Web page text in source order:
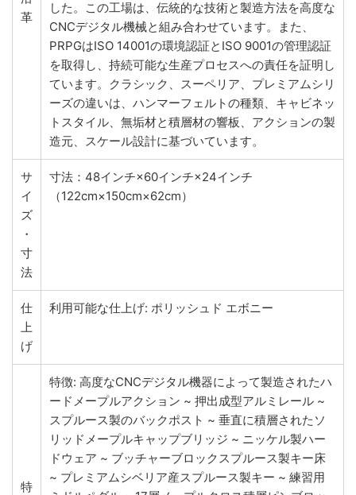
革
した。この工場は、伝統的な技術と製造方法を高度な
CNCデジタル機械と組み合わせています。また、
PRPGはISO 14001の環境認証とISO 9001の管理認証
を取得し、持続可能な生産プロセスへの責任を証明し
ています。クラシック、スーペリア、プレミアムシリ
ーズの違いは、ハンマーフェルトの種類、キャビネッ
トスタイル、無垢材と積層材の響板、アクションの製
造元、スケール設計に基づいています。
サ
イ
ズ
・
寸
法
寸法：48インチ×60インチ×24インチ
（122cm×150cm×62cm）
仕
上
げ
利用可能な仕上げ: ポリッシュド エボニー
特
特徴: 高度なCNCデジタル機器によって製造されたハ
ードメープルアクション ~ 押出成型アルミレール ~
スプルース製のバックポスト ~ 垂直に積層されたソ
リッドメープルキャップブリッジ ~ ニッケル製ハー
ドウェア ~ ブッチャーブロックスプルース製キー床
~ プレミアムシベリア産スプルース製キー ~ 練習用